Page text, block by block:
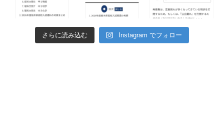
さらに読み込む Instagram でフォロー